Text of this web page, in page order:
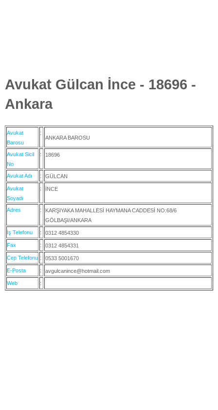
Avukat Gülcan İnce - 18696 -
Ankara
Avukat
Barosu
:
ANKARA BAROSU
Avukat Sicil
No
: 18696
Avukat Adı : GÜLCAN
Avukat
Soyadı
: İNCE
Adres :
KARŞIYAKA MAHALLESİ HAYMANA CADDESİ NO:68/6
GÖLBAŞI/ANKARA
İş Telefonu : 0312 4854330
Fax : 0312 4854331
Cep Telefonu : 0533 5001670
E-Posta : avgulcanince@hotmail.com
Web :